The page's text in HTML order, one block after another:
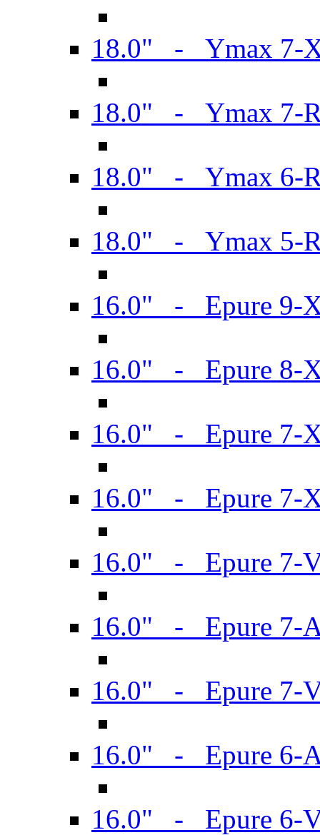
18.0" - Ymax 7-
18.0" - Ymax 7-
18.0" - Ymax 6-
18.0" - Ymax 5-
16.0" - Epure 9-
16.0" - Epure 8-
16.0" - Epure 7-
16.0" - Epure 7-
16.0" - Epure 7-
16.0" - Epure 7-
16.0" - Epure 7-
16.0" - Epure 6-
16.0" - Epure 6-